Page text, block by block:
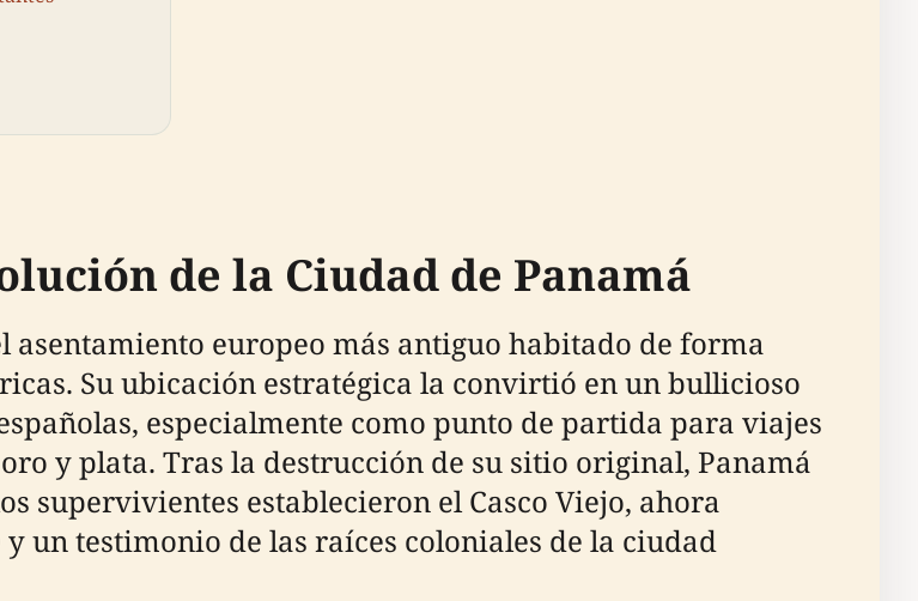
de la Ciudad de Panamá
asentamiento europeo más antiguo habitado de forma
Su ubicación estratégica la convirtió en un bullicioso
especialmente como punto de partida para viajes
y plata. Tras la destrucción de su sitio original, Panamá
supervivientes establecieron el Casco Viejo, ahora
un testimonio de las raíces coloniales de la ciudad